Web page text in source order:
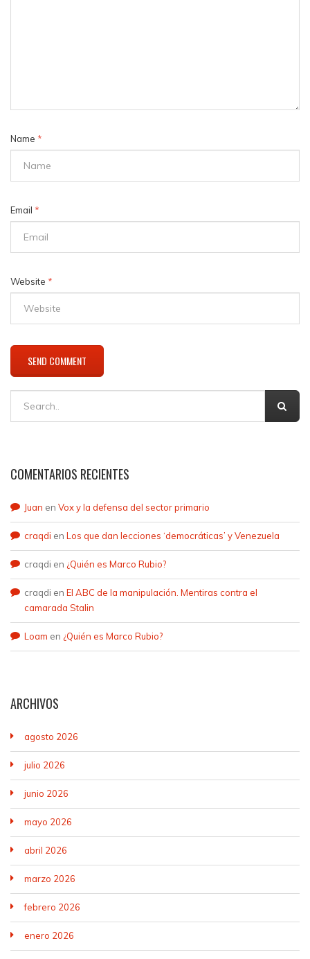
Name *
Email *
Website *
COMENTARIOS RECIENTES
Juan en Vox y la defensa del sector primario
craqdi en Los que dan lecciones ‘democráticas’ y Venezuela
craqdi en ¿Quién es Marco Rubio?
craqdi en El ABC de la manipulación. Mentiras contra el
camarada Stalin
Loam en ¿Quién es Marco Rubio?
ARCHIVOS
agosto 2026
julio 2026
junio 2026
mayo 2026
abril 2026
marzo 2026
febrero 2026
enero 2026